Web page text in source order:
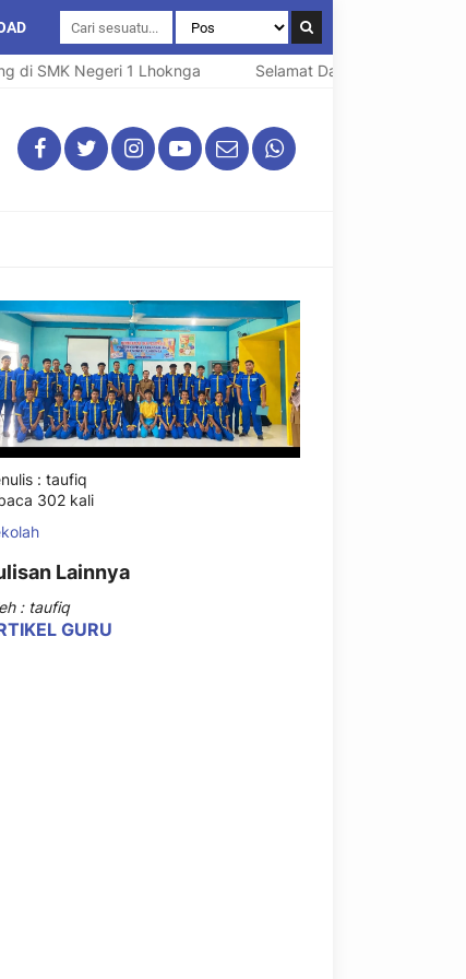
di SMK Negeri 1 Lhoknga Selamat Datang di SMK
: taufiq
302 kali
Lainnya
: taufiq
GURU